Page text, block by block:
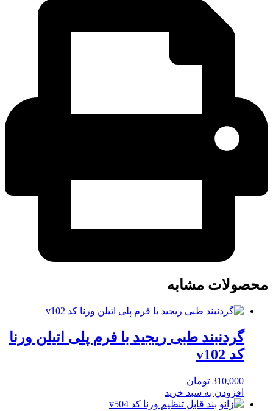
محصولات مشابه
گردنبند طبی ریجید با فرم پلی اتیلن ورنا
کد v102
310,000 تومان
افزودن به سبد خرید